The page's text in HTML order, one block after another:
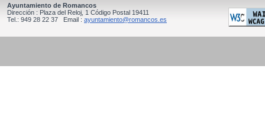
Ayuntamiento de Romancos
Dirección : Plaza del Reloj, 1 Código Postal 19411
Tel.: 949 28 22 37 Email : ayuntamiento@romancos.es